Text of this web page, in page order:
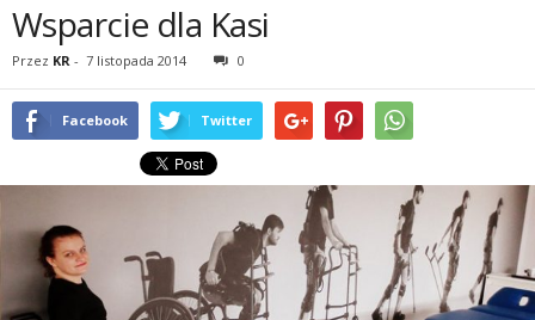
Wsparcie dla Kasi
Przez KR - 7 listopada 2014 0
Facebook Twitter